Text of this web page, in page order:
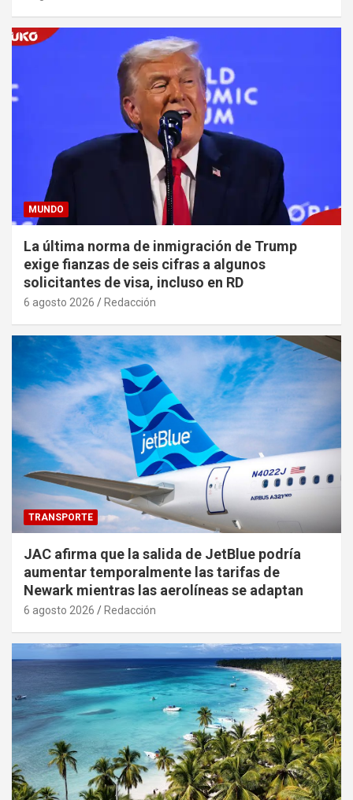
MUNDO
La última norma de inmigración de Trump
exige fianzas de seis cifras a algunos
solicitantes de visa, incluso en RD
6 agosto 2026 Redacción
TRANSPORTE
JAC afirma que la salida de JetBlue podría
aumentar temporalmente las tarifas de
Newark mientras las aerolíneas se adaptan
6 agosto 2026 Redacción